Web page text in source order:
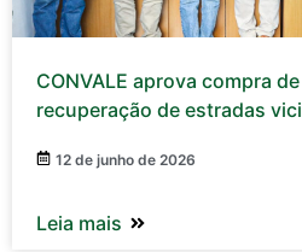
CONVALE aprova compra
recuperação de estradas
12 de junho de 2026
Leia mais